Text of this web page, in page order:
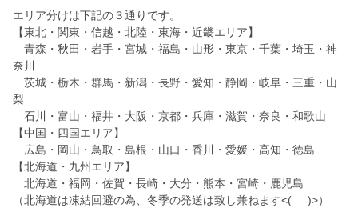
エリア分けは下記の３通りです。
【東北・関東・信越・北陸・東海・近畿エリア】
青森・秋田・岩手・宮城・福島・山形・東京・千葉・埼玉・神
奈川
茨城・栃木・群馬・新潟・長野・愛知・静岡・岐阜・三重・山
梨
石川・富山・福井・大阪・京都・兵庫・滋賀・奈良・和歌山
【中国・四国エリア】
広島・岡山・鳥取・島根・山口・香川・愛媛・高知・徳島
【北海道・九州エリア】
北海道・福岡・佐賀・長崎・大分・熊本・宮崎・鹿児島
（北海道は凍結回避の為、冬季の発送は致し兼ねます<(_ _)>）